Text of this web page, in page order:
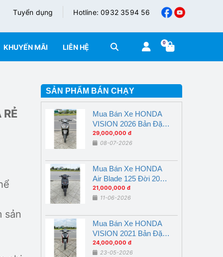
Tuyển dụng Hotline: 0932 3594 56
KHUYẾN MÃI LIÊN HỆ 0
sản
SẢN PHẨM BÁN CHẠY
Mua Bán Xe HONDA
VISION 2026 Bản Đặc
Biệt Nâu Đen Nghệ An
29,000,000 đ
08-07-2026
Mua Bán Xe HONDA
Air Blade 125 Đời 2018
Nghệ An Giá Rẻ
21,000,000 đ
11-06-2026
Mua Bán Xe HONDA
VISION 2021 Bản Đặc
Biệt Đỏ Đen Nghệ An
24,000,000 đ
23-05-2026